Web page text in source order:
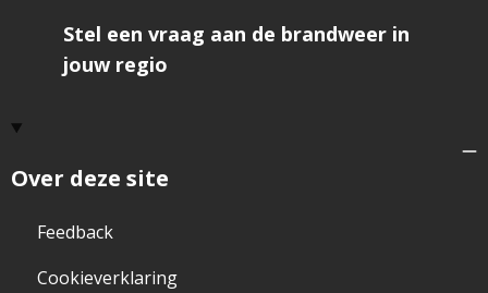
Over deze site
Feedback
Cookieverklaring
Stel een vraag aan de brandweer in
jouw regio